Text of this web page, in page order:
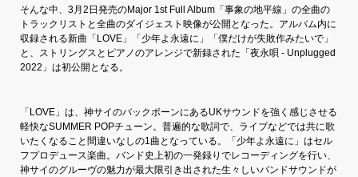
そんな中、3月2日発売のMajor 1st Full Album「事象の地平線」の全曲の
トラックリストと全曲のダイジェスト映像が公開となった。アルバム内に
収録される新曲「LOVE」「少年よ永遠に」「僕だけが失敗作みたいで」
と、ストリングスとピアノのアレンジで新録された「夜永唄 - Unplugged
2022」は初公開となる。
「LOVE」は、神サイのバックボーンにあるUKサウンドを強く感じさせる
軽快なSUMMER POPチューン。普遍的な歌詞で、ライブなどでは共に歌
いたくなること間違いなしの1曲となっている。「少年よ永遠に」はセル
フプロデュース楽曲。バンド史上初の一発録りでレコーディングを行い、
神サイのグルーヴの魅力が最大限引き出された生々しいバンドサウンドが